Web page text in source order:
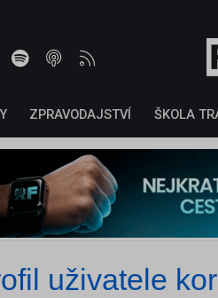
ZPRAVODAJSTVÍ ŠKOLA
uživatele